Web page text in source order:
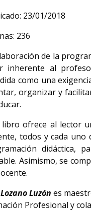
23/01/2018
236
de la
inherente al
como una
organizar y
libro ofrece al lector
todos y cada uno
didáctica,
Asimismo, se
Luzón es
Profesional y